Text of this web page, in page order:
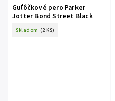
Guľôčkové pero Parker
Jotter Bond Street Black
Skladom (2 KS)